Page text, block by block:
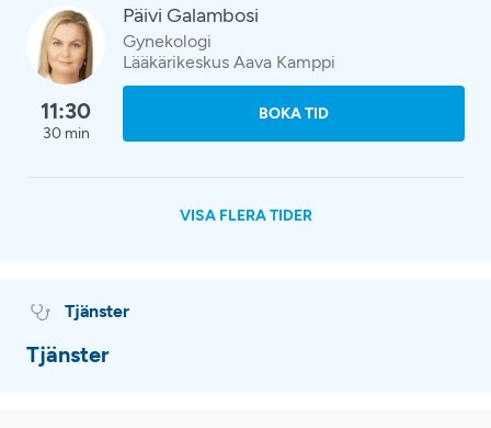
11:30
30 min
Päivi Galambosi
Gynekologi
Lääkärikeskus Aava Kamppi
BOKA TID
VISA FLERA TIDER
Tjänster
Tjänster